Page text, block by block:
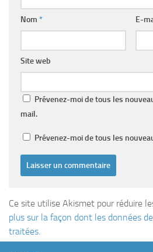
Nom * E-
Site web
Prévenez-moi de tous les
mail.
Prévenez-moi de tous les
Ce site utilise Akismet pour réduire
plus sur la façon dont les données
traitées.